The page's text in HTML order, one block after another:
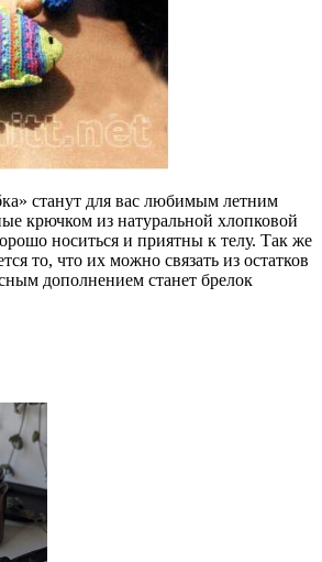
станут для вас любимым летним
крючком из натуральной хлопковой
носиться и приятны к телу. Так же
то, что их можно связать из остатков
дополнением станет брелок